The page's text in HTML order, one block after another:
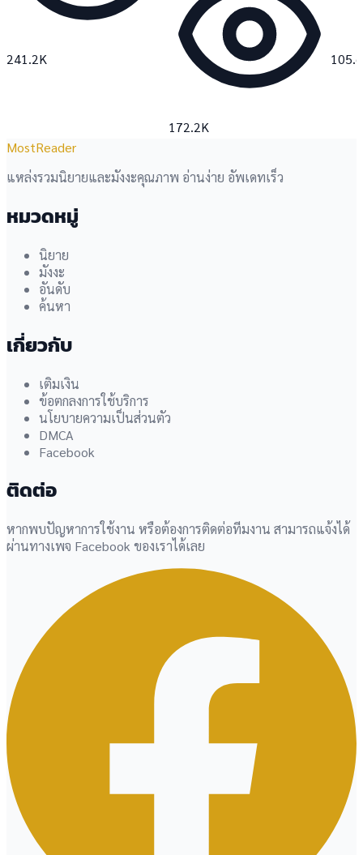
241.2K
172.2K
MostReader
แหล่งรวมนิยายและมังงะคุณภาพ อ่านง่าย อัพเดทเร็ว
หมวดหมู่
นิยาย
มังงะ
อันดับ
ค้นหา
เกี่ยวกับ
เติมเงิน
ข้อตกลงการใช้บริการ
นโยบายความเป็นส่วนตัว
DMCA
Facebook
ติดต่อ
หากพบปัญหาการใช้งาน หรือต้องการติดต่อทีมงาน สามารถแจ้งได้
ผ่านทางเพจ Facebook ของเราได้เลย